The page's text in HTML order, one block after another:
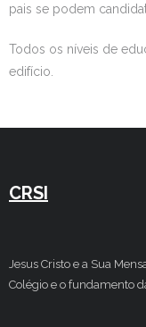
pais se podem
Todos os níveis de
edifício.
CRSI
Jesus Cristo e a Sua
Colégio e o fundamento